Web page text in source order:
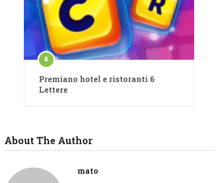
Premiano hotel e ristoranti 6
Lettere
About The Author
mato